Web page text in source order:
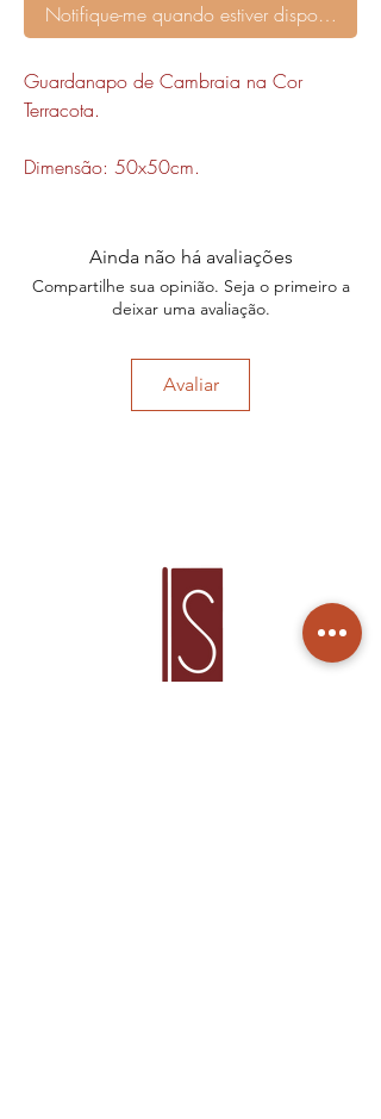
Notifique-me quando estiver disponível
Guardanapo de Cambraia na Cor
Terracota.
Dimensão: 50x50cm.
Ainda não há avaliações
Compartilhe sua opinião. Seja o primeiro a
deixar uma avaliação.
Avaliar